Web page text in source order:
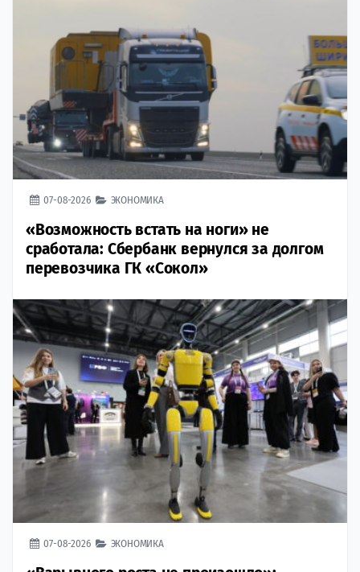
07-08-2026 ЭКОНОМИКА
«Возможность встать на ноги» не
сработала: Сбербанк вернулся за долгом
перевозчика ГК «Сокол»
07-08-2026 ЭКОНОМИКА